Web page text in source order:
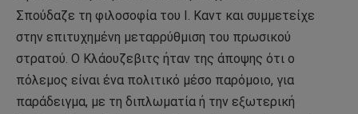
Σπούδαζε τη φιλοσοφία του Ι. Καντ και συμμετείχε
στην επιτυχημένη μεταρρύθμιση του πρωσικού
στρατού. Ο Κλάουζεβιτς ήταν της άποψης ότι ο
πόλεμος είναι ένα πολιτικό μέσο παρόμοιο, για
παράδειγμα, με τη διπλωματία ή την εξωτερική